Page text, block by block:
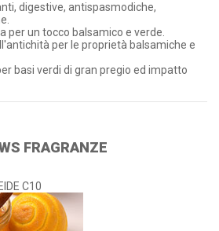
digestive, antispasmodiche,
per un tocco balsamico e verde.
per le proprietà balsamiche e
basi verdi di gran pregio ed impatto
FRAGRANZE
C10